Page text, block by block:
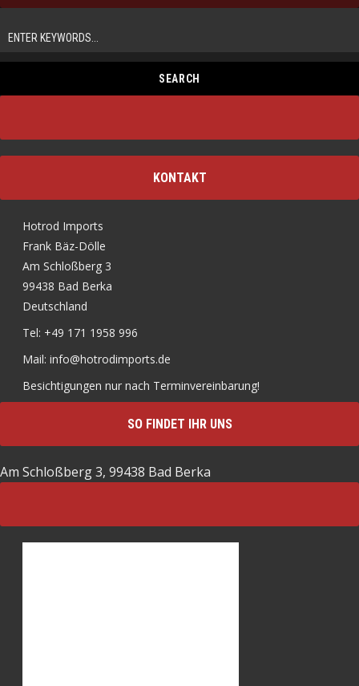
KONTAKT
Hotrod Imports
Frank Bäz-Dölle
Am Schloßberg 3
99438 Bad Berka
Deutschland
Tel: +49 171 1958 996
Mail: info@hotrodimports.de
Besichtigungen nur nach Terminvereinbarung!
SO FINDET IHR UNS
Am Schloßberg 3, 99438 Bad Berka